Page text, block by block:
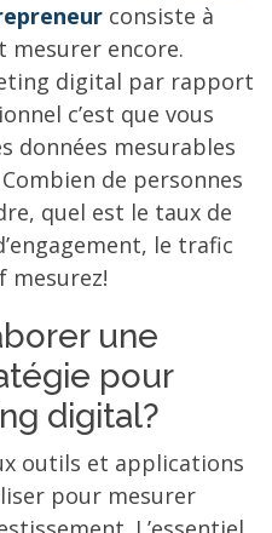
consiste à
mesurer encore.
digital par rapport
c’est que vous
données mesurables
de personnes
quel est le taux de
le trafic
mesurez!
une
pour
digital?
outils et applications
pour mesurer